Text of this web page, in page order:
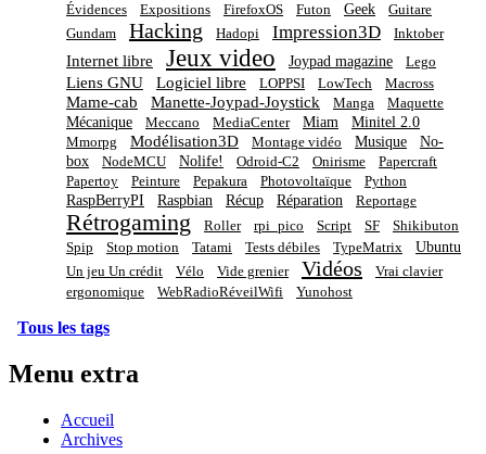
Évidences
Expositions FirefoxOS Futon Geek
Guitare
Gundam
Hacking Hadopi Impression3D Inktober
Internet libre Jeux video Joypad magazine Lego
Liens GNU Logiciel libre LOPPSI LowTech Macross
Mame-cab Manette-Joypad-Joystick Manga Maquette
Mécanique Meccano MediaCenter Miam Minitel 2.0
Mmorpg Modélisation3D Montage vidéo Musique
No-
box
NodeMCU Nolife! Odroid-C2 Onirisme
Papercraft
Papertoy
Peinture Pepakura Photovoltaïque Python
RaspBerryPI Raspbian Récup Réparation Reportage
Rétrogaming Roller rpi_pico Script SF
Shikibuton
Spip
Stop motion Tatami Tests débiles TypeMatrix Ubuntu
Un jeu Un crédit Vélo Vide grenier Vidéos
Vrai clavier
ergonomique
WebRadioRéveilWifi Yunohost
Tous les tags
Menu extra
Accueil
Archives